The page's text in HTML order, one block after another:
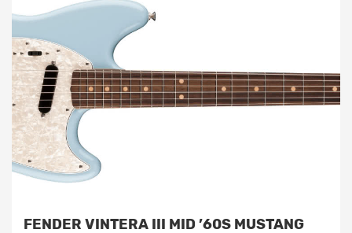
FENDER VINTERA III MID ’60S MUSTANG